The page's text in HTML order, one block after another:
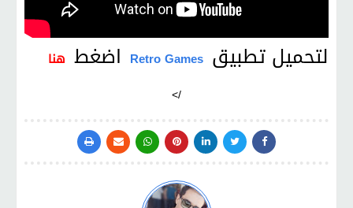
لتحميل تطبيق Retro Games اضغط هنا
/>